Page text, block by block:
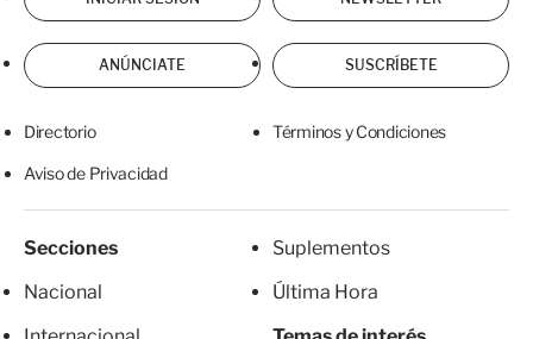
ANÚNCIATE SUSCRÍBETE
Directorio Términos y Condiciones
Aviso de Privacidad
Secciones
Nacional
Suplementos
Última Hora